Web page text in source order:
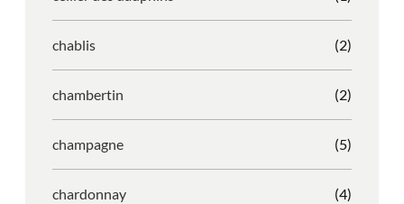
chablis (2)
chambertin (2)
champagne (5)
chardonnay (4)